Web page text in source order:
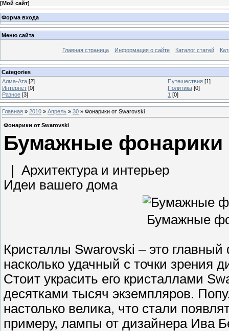
[Мой сайт]
Форма входа
Меню сайта
Главная страница Информация о сайте Каталог статей
Categories
Алма-Ата [2] Путешествия [1]
Интернет [0] Политика [0]
Разное [3] 1 [0]
Главная » 2010 » Апрель » 30 » Фонарики от Swarovski
Фонарики от Swarovski
Бумажные фонарики
| Архитектура и интерьер
Идеи вашего дома
Бумажные
Кристаллы Swarovski – это
насколько удачный с точки зрения
Стоит украсить его кристаллами
десятками тысяч экземпляров.
настолько велика, что стали
примеру, лампы от дизайнера Ива